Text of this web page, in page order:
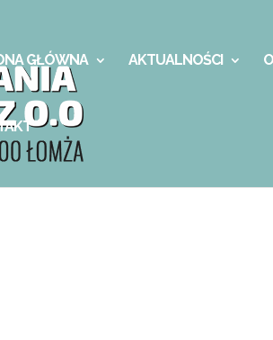
GŁÓWNA AKTUALNOŚCI